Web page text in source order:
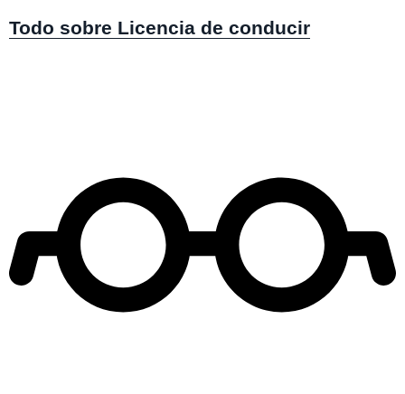
Todo sobre Licencia de conducir